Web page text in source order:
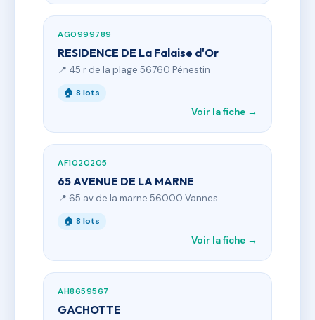
AG0999789
RESIDENCE DE La Falaise d'Or
📍 45 r de la plage 56760 Pénestin
🏠 8 lots
Voir la fiche →
AF1020205
65 AVENUE DE LA MARNE
📍 65 av de la marne 56000 Vannes
🏠 8 lots
Voir la fiche →
AH8659567
GACHOTTE